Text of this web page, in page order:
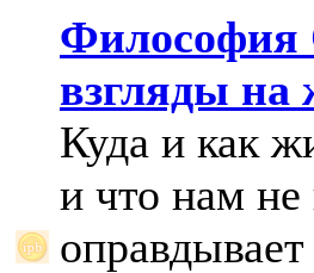
Философия
взгляды на
Куда и как
и что нам не